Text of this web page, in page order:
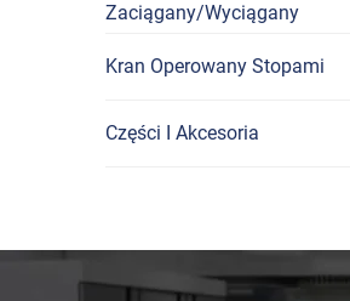
Zaciągany/Wyciągany
Kran Operowany Stopami
Części I Akcesoria